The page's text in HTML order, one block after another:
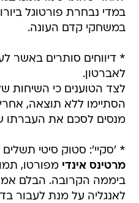
במשחקי קדם העונה.
* דיווחים סותרים באשר
לאברטון.
לצד הטוענים כי השיחות
הסתיימו ללא תוצאה,
מנסים לסכם את העברתו
* 'סקיי': סטוק סיטי
מרטינס אינדי
ביממה הקרובה. הבלם
לאנגליה על מנת לעבור